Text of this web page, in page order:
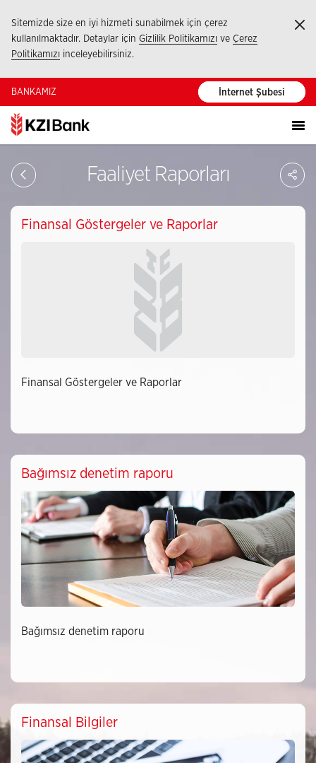
Sitemizde size en iyi hizmeti sunabilmek için çerez
kullanılmaktadır. Detaylar için Gizlilik Politikamızı ve Çerez
Politikamızı inceleyebilirsiniz.
BANKAMIZ İnternet Şubesi
Faaliyet Raporları
Finansal Göstergeler ve Raporlar
Finansal Göstergeler ve Raporlar
Bağımsız denetim raporu
Bağımsız denetim raporu
Finansal Bilgiler